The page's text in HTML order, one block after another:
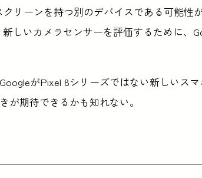
リーンを持つ別のデバイスである可能性
しいカメラセンサーを評価するために、
がPixel 8シリーズではない新しいス
が期待できるかも知れない。